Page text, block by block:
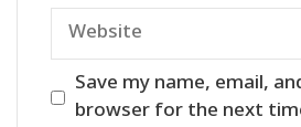
Website
Save my name, email,
browser for the next